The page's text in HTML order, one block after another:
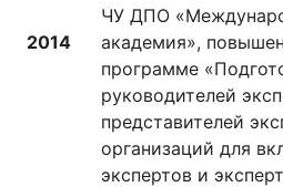
2014
ЧУ ДПО
академия»,
программе
руководителей
представителей
организаций для
экспертов и